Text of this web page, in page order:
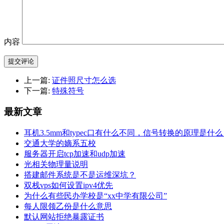
内容
提交评论
上一篇: 证件照尺寸怎么选
下一篇: 特殊符号
最新文章
耳机3.5mm和typec口有什么不同，信号转换的原理是什
交通大学的嫡系五校
服务器开启tcp加速和udp加速
光相关物理量说明
搭建邮件系统是不是运维深坑？
双栈vps如何设置ipv4优先
为什么有些民办学校是“xx中学有限公司”
每人限领乙份是什么意思
默认网站拒绝暴露证书